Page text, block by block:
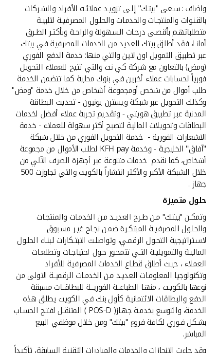
واضاف : سـعى "بيتـك" إلـى تزويـد عملائـه الأفراد والشـركات
بالقنـوات والمنتجـات والخدمـات والحلـول المصرفيـة لتلبيـة
متطلباتهـم بأقصـى درجـات السـهولة والراحـة وبأكثـر الطـرق
أمانـا، فقد أطلق بيتك العديد من الخدمات المصرفية في بيتك
عبر تطبيق التمويل اون لاين والتي منها: خدمة الدفع الفوري
(ومض) بالتعاون مع شركة كي نت والتي تتيح للعملاء التحويل
فورياً لحسابات عملاء أخرين في بنوك محلية كما تتضمن الخدمة
طلب أموال من شخص أومجموعة أشخاص من خلال خدمة "ومض"
وكذلك التحويل عبر شبكة ويسترن يونيون - تحديث البطاقة
المدنية عبر تطبيق هويتي - وتقديم تجربة عملاء أفضل لخدمات
البطاقات وتحويلات المالية لتصبح أكثر سهولة للعملاء - خدمة
الاشعارات الفورية - خدمة التحويل الفوري من خلال شبكة
"آفاق" الخليجية - وخدمة KFH pay لطلب الأموال من مجموعة
أشخاص، كما نقدم خدمات متنوعة عبر أجهزة الصرف الآلي من
خلال الشبكة الأكبر والأكثر انتشاراً بالكويت والتي تجاوزت 500
جهاز .
حلول متميزة
وتمكـن "بيتـك" مـن طـرح العديـد مـن الخدمـات والمنتجـات
والحلـول المصرفيـة المبتكـرة ضمـن نجـاح غيـر مسـبوق
لاسـتراتيجية التحـول الرقمـي، وتواصلـت الابتـكارات لبنـاء الحلـول
الماليـة والتمويليـة التـي تتمحـور حـول احتياجـات وتطلعـات
العملاء ، حيـث أطلق قطـاع الخدمات المصرفية للأفراد
وتكنولوجيا المعلومـات العديـد مـن الخدمـات الرقميـة الاولى من
نوعها بالكويـت ، منهـا الطباعــة الفوريــة للبطاقــات مسبقة
الدفع والبطاقات الائتمانية كأول بنك في الكويت يطلق هذه
الخدمة، والتوسع بخدمـة جهـاز( POS-D ) المتنقـل لفتـح الحسـاب
بشـكل فـوري لكافة فروع "بيتك" ومن خلال موظفي البيع
المباشر.